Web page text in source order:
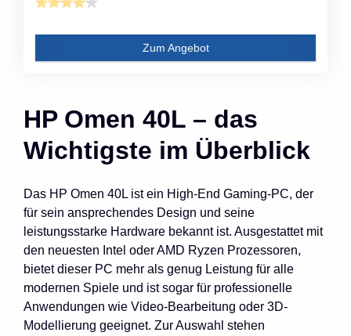
Zum Angebot
HP Omen 40L – das
Wichtigste im Überblick
Das HP Omen 40L ist ein High-End Gaming-PC, der
für sein ansprechendes Design und seine
leistungsstarke Hardware bekannt ist. Ausgestattet mit
den neuesten Intel oder AMD Ryzen Prozessoren,
bietet dieser PC mehr als genug Leistung für alle
modernen Spiele und ist sogar für professionelle
Anwendungen wie Video-Bearbeitung oder 3D-
Modellierung geeignet. Zur Auswahl stehen